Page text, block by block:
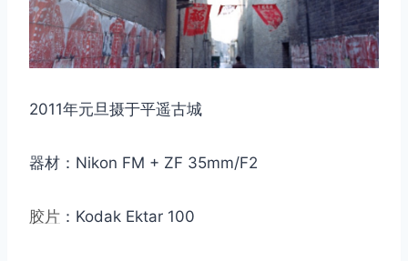
2011年元旦摄于平遥古城
器材：Nikon FM + ZF 35mm/F2
胶片 ：Kodak Ektar 100